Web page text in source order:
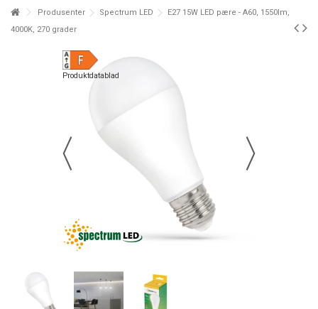
Produsenter Spectrum LED
E27 15W LED pære - A60, 1550lm,
4000K, 270 grader
Produktdatablad